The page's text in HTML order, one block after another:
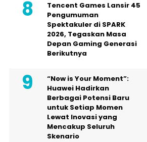
Tencent Games Lansir 45
Pengumuman
Spektakuler di SPARK
2026, Tegaskan Masa
Depan Gaming Generasi
Berikutnya
“Now is Your Moment”:
Huawei Hadirkan
Berbagai Potensi Baru
untuk Setiap Momen
Lewat Inovasi yang
Mencakup Seluruh
Skenario